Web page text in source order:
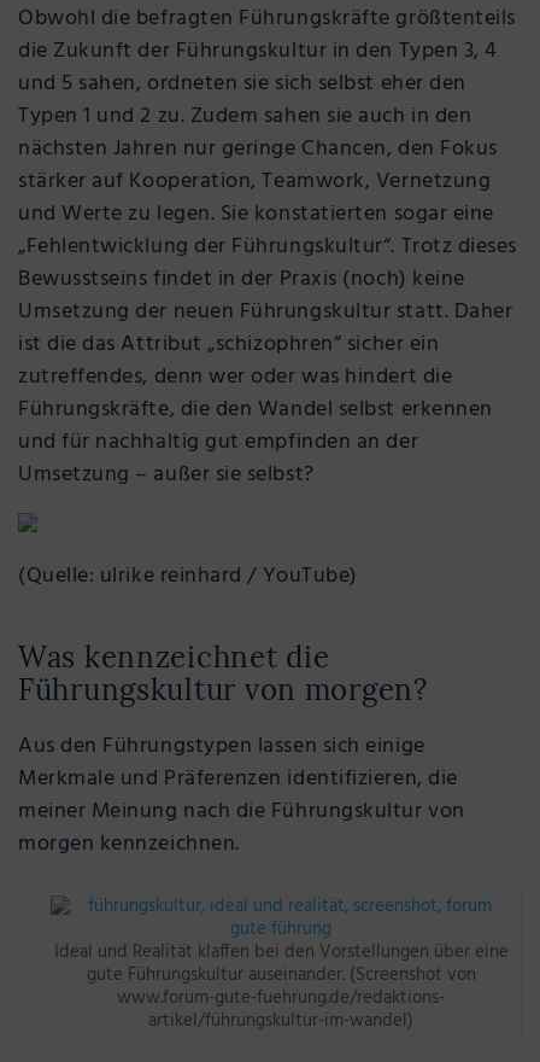
Obwohl die befragten Führungskräfte größtenteils
die Zukunft der Führungskultur in den Typen 3, 4
und 5 sahen, ordneten sie sich selbst eher den
Typen 1 und 2 zu. Zudem sahen sie auch in den
nächsten Jahren nur geringe Chancen, den Fokus
stärker auf Kooperation, Teamwork, Vernetzung
und Werte zu legen. Sie konstatierten sogar eine
„Fehlentwicklung der Führungskultur“. Trotz dieses
Bewusstseins findet in der Praxis (noch) keine
Umsetzung der neuen Führungskultur statt. Daher
ist die das Attribut „schizophren“ sicher ein
zutreffendes, denn wer oder was hindert die
Führungskräfte, die den Wandel selbst erkennen
und für nachhaltig gut empfinden an der
Umsetzung – außer sie selbst?
(Quelle: ulrike reinhard / YouTube)
Was kennzeichnet die
Führungskultur von morgen?
Aus den Führungstypen lassen sich einige
Merkmale und Präferenzen identifizieren, die
meiner Meinung nach die Führungskultur von
morgen kennzeichnen.
Ideal und Realität klaffen bei den Vorstellungen über eine
gute Führungskultur auseinander. (Screenshot von
www.forum-gute-fuehrung.de/redaktions-
artikel/führungskultur-im-wandel)